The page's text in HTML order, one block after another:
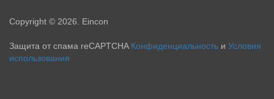
Copyright © 2026. Eincon
Защита от спама reCAPTCHA Конфиденциальность и Условия
использования